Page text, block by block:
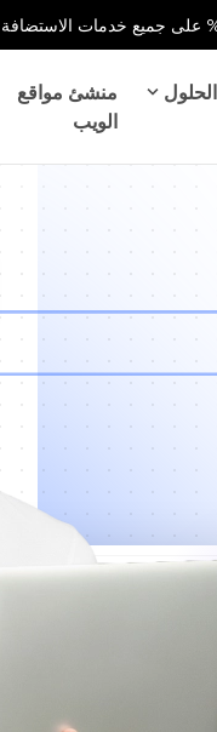
الحلول
منشئ مواقع
الويب